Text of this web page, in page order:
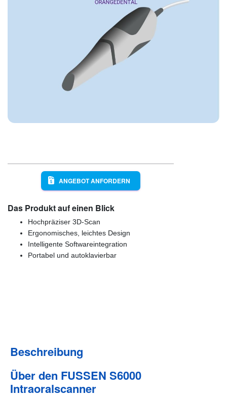
ANGEBOT ANFORDERN
Das Produkt auf einen Blick
Hochpräziser 3D-Scan
Ergonomisches, leichtes Design
Intelligente Softwareintegration
Portabel und autoklavierbar
Beschreibung
Über den FUSSEN S6000
Intraoralscanner